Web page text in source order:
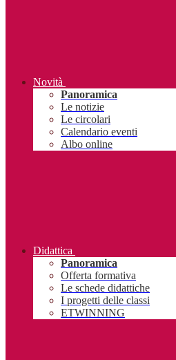
Novità
Panoramica
Le notizie
Le circolari
Calendario eventi
Albo online
Didattica
Panoramica
Offerta formativa
Le schede didattiche
I progetti delle classi
ETWINNING